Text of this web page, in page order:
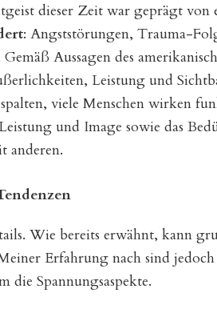
dieser Zeit war geprägt von
: Angststörungen, Trauma-
Aussagen des
Leistung und
viele Menschen wirken
und Image sowie das
anderen.
Wie bereits erwähnt, kann
Erfahrung nach sind
die Spannungsaspekte.